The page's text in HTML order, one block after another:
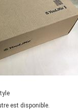
est disponible.